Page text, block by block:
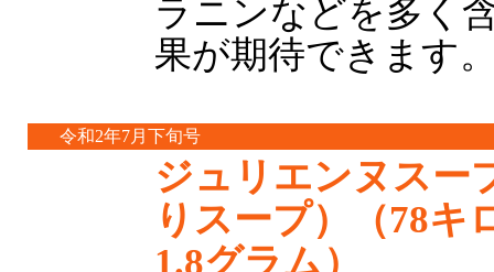
ラニンなどを多く
果が期待できます
令和2年7月下旬号
ジュリエンヌスー
りスープ）（78キ
1.8グラム）